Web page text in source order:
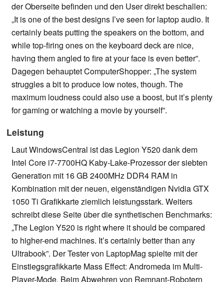
der Oberseite befinden und den User direkt beschallen:
„It is one of the best designs I’ve seen for laptop audio. It
certainly beats putting the speakers on the bottom, and
while top-firing ones on the keyboard deck are nice,
having them angled to fire at your face is even better”.
Dagegen behauptet ComputerShopper: „The system
struggles a bit to produce low notes, though. The
maximum loudness could also use a boost, but it’s plenty
for gaming or watching a movie by yourself”.
Leistung
Laut WindowsCentral ist das Legion Y520 dank dem
Intel Core i7-7700HQ Kaby-Lake-Prozessor der siebten
Generation mit 16 GB 2400MHz DDR4 RAM in
Kombination mit der neuen, eigenständigen Nvidia GTX
1050 Ti Grafikkarte ziemlich leistungsstark. Weiters
schreibt diese Seite über die synthetischen Benchmarks:
„The Legion Y520 is right where it should be compared
to higher-end machines. It’s certainly better than any
Ultrabook”. Der Tester von LaptopMag spielte mit der
Einstiegsgrafikkarte Mass Effect: Andromeda im Multi-
Player-Mode. Beim Abwehren von Remnant-Robotern